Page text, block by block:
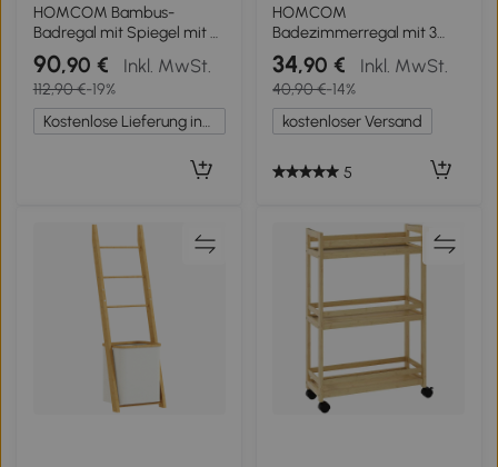
HOMCOM Bambus-
Badregal mit Spiegel mit 4
Haken, 2 offenen
Regalböden und 2
Stoffschubladen
48,5x30x170 cm Natur
90,90 € Inkl. MwSt.
112,90 €-19%
Kostenlose Lieferung innerhalb Deutschlands
HOMCOM
Badezimmerregal mit 3
verstellbaren Regalen in 5
Positionen, aus Bambus,
60x15x50 cm, Farbe
Naturholz
34,90 € Inkl. MwSt.
40,90 €-14%
kostenloser Versand
5